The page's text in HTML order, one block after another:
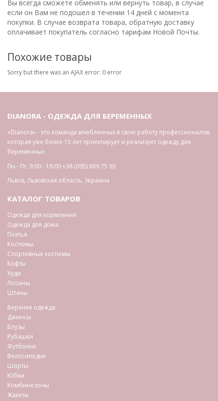
Вы всегда сможете обменять или вернуть товар, в случае
если он Вам не подошел в течении 14 дней с момента
покупки. В случае возврата товара, обратную доставку
оплачивает покупатель согласно тарифам Новой Почты.
Похожие товары
Sorry but there was an AJAX error: 0 error
DIANORA - ОДЕЖДА ДЛЯ БЕРЕМЕННЫХ
«Dianora» - это команда влюбленных в свою работу профессионалов,
которая уже более 15 лет проектирует и реализует одежду для
беременных
Пн.- Пт. 9:00 - 18:00+38 (095) 869 75 93
Львов,Львовская область, Украина
КАТАЛОГ ТОВАРОВ
Одежда для кормления
Одежда для дома
Платья
Костюмы
Спортивные костюмы
Кофты
Худи
Лосины
Штаны
Верхняя одежда
Джинсы
Блузы
Рубашки
Футболки
Велосипедки
Шорты
Юбки
Комбинезоны
Жакеты